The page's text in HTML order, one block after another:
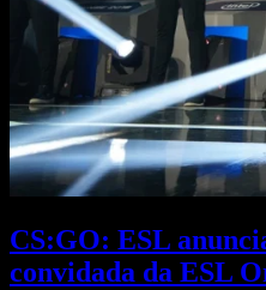
CS:GO: ESL
convidada da ESL